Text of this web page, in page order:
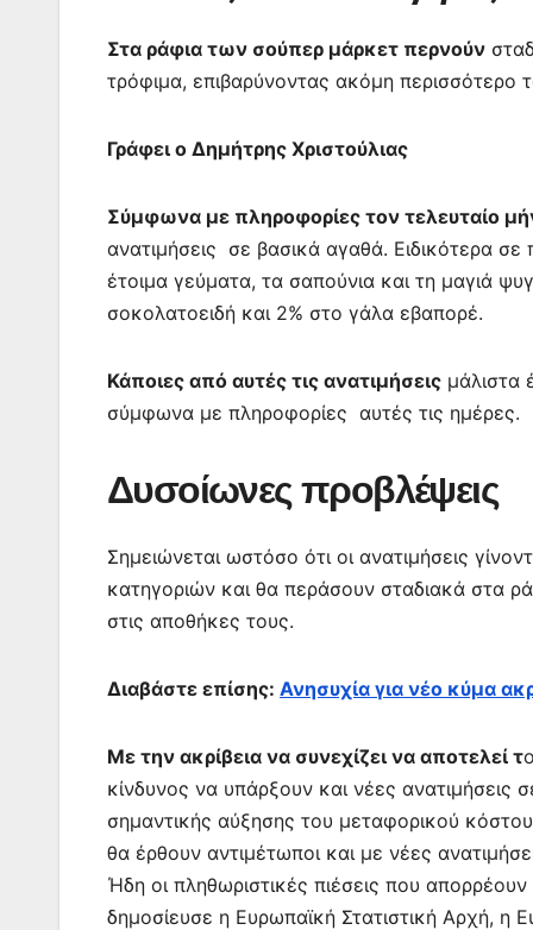
k
er
Στα ράφια των σούπερ μάρκετ περνούν
τρόφιμα, επιβαρύνοντας ακόμη περισσότερο
Γράφει ο Δημήτρης Χριστούλιας
Σύμφωνα με πληροφορίες τον τελευταίο
ανατιμήσεις σε βασικά αγαθά. Ειδικότερα σε
έτοιμα γεύματα, τα σαπούνια και τη μαγιά
σοκολατοειδή και 2% στο γάλα εβαπορέ.
Κάποιες από αυτές τις ανατιμήσεις μάλιστα
σύμφωνα με πληροφορίες αυτές τις ημέρες.
Δυσοίωνες προβλέψεις
Σημειώνεται ωστόσο ότι οι ανατιμήσεις
κατηγοριών και θα περάσουν σταδιακά στα
στις αποθήκες τους.
Διαβάστε επίσης: Ανησυχία για νέο κύμα
Με την ακρίβεια να συνεχίζει να αποτελεί τ
κίνδυνος να υπάρξουν και νέες ανατιμήσεις
σημαντικής αύξησης του μεταφορικού
θα έρθουν αντιμέτωποι και με νέες
Ήδη οι πληθωριστικές πιέσεις που
δημοσίευσε η Ευρωπαϊκή Στατιστική Αρχή,